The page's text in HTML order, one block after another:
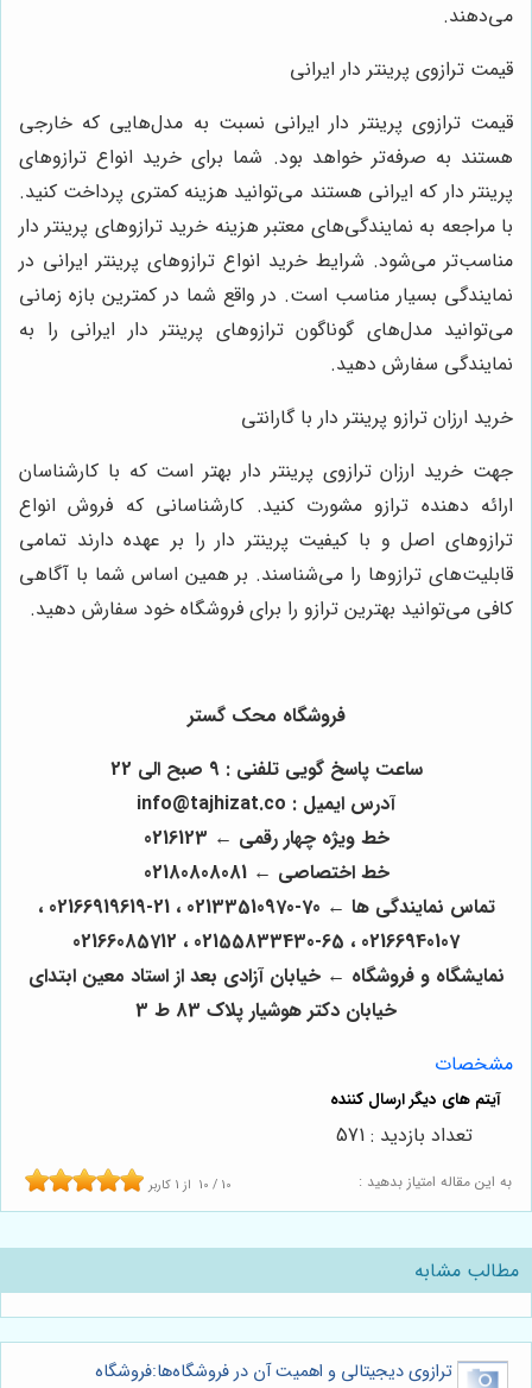
می‌دهند.
قیمت ترازوی پرینتر دار ایرانی
قیمت ترازوی پرینتر دار ایرانی نسبت به مدل‌هایی که خارجی
هستند به صرفه‌تر خواهد بود. شما برای خرید انواع ترازوهای
پرینتر دار که ایرانی هستند می‌توانید هزینه کمتری پرداخت کنید.
با مراجعه به نمایندگی‌های معتبر هزینه خرید ترازوهای پرینتر دار
مناسب‌تر می‌شود. شرایط خرید انواع ترازوهای پرینتر ایرانی در
نمایندگی بسیار مناسب است. در واقع شما در کمترین بازه زمانی
می‌توانید مدل‌های گوناگون ترازوهای پرینتر دار ایرانی را به
نمایندگی سفارش دهید.
خرید ارزان ترازو پرینتر دار با گارانتی
جهت خرید ارزان ترازوی پرینتر دار بهتر است که با کارشناسان
ارائه دهنده ترازو مشورت کنید. کارشناسانی که فروش انواع
ترازوهای اصل و با کیفیت پرینتر دار را بر عهده دارند تمامی
قابلیت‌های ترازوها را می‌شناسند. بر همین اساس شما با آگاهی
کافی می‌توانید بهترین ترازو را برای فروشگاه خود سفارش دهید.
فروشگاه محک گستر
ساعت پاسخ گویی تلفنی : 9 صبح الی 22
آدرس ایمیل : info@tajhizat.co
خط ویژه چهار رقمی ← 0216123
خط اختصاصی ← 02180808081
تماس نمایندگی ها ← 70-02133510970 ، 21-02166919619 ،
02166940107 ، 65-02155833430 ، 02166085712
نمایشگاه و فروشگاه ← خیابان آزادی بعد از استاد معین ابتدای
خیابان دکتر هوشیار پلاک 83 ط 3
مشخصات
به این مقاله امتیاز بدهید : 10 / 10 از1 کاربر
تعداد بازدید : 571
مطالب مشابه
ترازوی دیجیتالی و اهمیت آن در فروشگاه‌ها:فروشگاه